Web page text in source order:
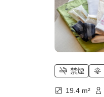
禁煙
19.4 m²